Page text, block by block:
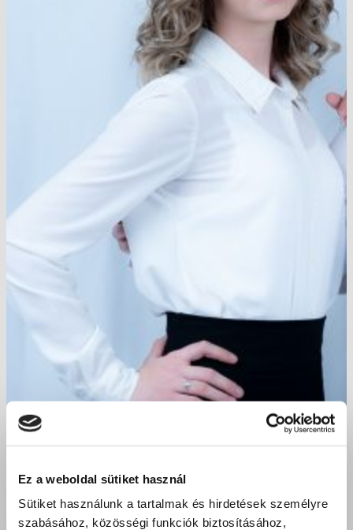
Ez a weboldal sütiket használ
Sütiket használunk a tartalmak és hirdetések személyre
szabásához, közösségi funkciók biztosításához,
„Egy kis szalag. Rajta két röpke dátum, vonal közte,